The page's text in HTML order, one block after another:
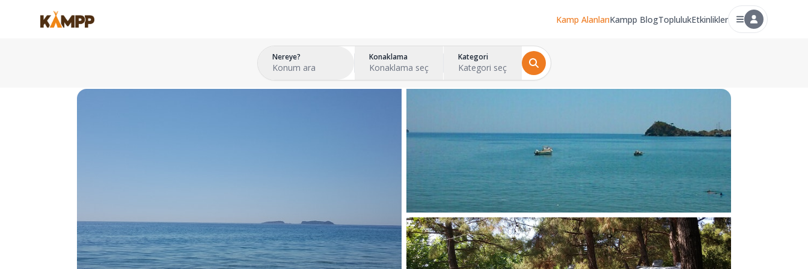
Kamp AlanlarıKampp BlogToplulukEtkinlikler
Nereye?
Konum ara
Konaklama
Konaklama seç
Kategori
Kategori seç